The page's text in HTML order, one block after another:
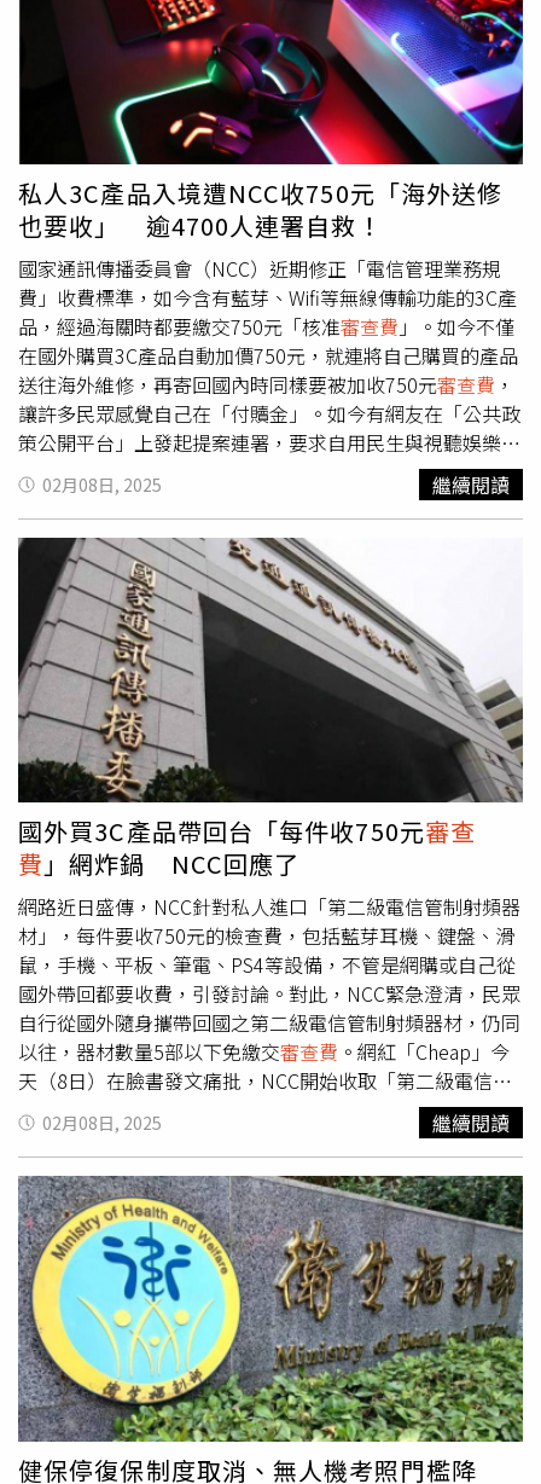
搶劫嗎」、「跟黑幫收保護費有何不同」、「要搶就直接
說，還弄一個爛名目，NCC垃圾單位」、「就巧立名目，搶
錢了不演了」、「沒用的乞丐，開始乞討啦」、「果然偷換
概念最會，大家在噴郵寄，你在那國外自行攜帶」、「我網
購一個合法的東西幹嘛收750？況且自己攜帶跟郵寄到底差
別在哪。」對此，網紅Cheap發文表示，看見有人在網路上
力挺喊「750$的檢測費很便宜，你們在叫什麼。」讓他忍不
住批評「笑死，檢測費行情價是6萬，你750$是要驗什麼?
驗你的大腦差不多啦（請不要拿石頭開玩笑）」Cheap直
言，審查費實際上就是規費，沒有要驗的意思，況且若真的
要驗，750元哪夠用，「連設備都還在海關，根本沒進NCC
是要檢測啥？退1兆步來說啦，真的哪個平行時空，檢驗只
要750$，我郵寄不驗很危險，自帶1部不驗就很安全？什麼
邏輯。」Cheap也強調，自己已經重申過很多次，對政治攻
防沒興趣，因此不要跟他扯藍白綠。
私人3C產品入境遭NCC收750元「海外送修
也要收」 逾4700人連署自救！
國家通訊傳播委員會（NCC）近期修正「電信管理業務規
費」收費標準，如今含有藍芽、Wifi等無線傳輸功能的3C產
品，經過海關時都要繳交750元「核准審查費 」。如今不僅
在國外購買3C產品自動加價750元，就連將自己購買的產品
送往海外維修，再寄回國內時同樣要被加收750元審查費 ，
讓許多民眾感覺自己在「付贖金」。如今有網友在「公共政
策公開平台」上發起提案連署，要求自用民生與視聽娛樂器
材，應當被排除在核准
收費項目之外，上線不到2天
已突破4600人連署。根據NCC修正「電信管理業務規費收
費標準」第14條修正條文，從國外攜帶或進口「自用第二級
電信管制射頻器材」，需繳審查費750元，引起多名網紅、
政治人物砲轟。也有多位民眾在各大網路平台發文表示，自
己在國外購買的遊戲手把、鍵盤等3C用品，以及遊戲周
邊，在海關被收取750元
審查費，還必須附上切結書才能入
關。更有民眾在網路上發文指出，自己明明只是將3C產品
寄到海外維修，送修回國時同樣要繳交這750元的審查費才
能把它「贖回來」，怒轟：「不如直接買新的！」對此，有
民眾已經在「公共政策公開平台」發起提案連署，認為「自
用民生與視聽娛樂器材應排除於『第二級電信管制射頻器材
輸入核准審查費 』收費項目」。提案者指出，大眾民生視聽
娛樂器材項目等必需品，大多屬於全球認證性消費商品，須
由海外購入、送海外維修，包括VR視訊裝置、各廠牌遊戲
機及藍芽設備（遊戲手把、耳機、鍵盤、滑鼠等）。法條修
改後意外對一般民眾生活造成極大影響，甚至是「不合理的
開銷費用」，嚴重造成民眾不便、擾民，以及諸多負面觀
感。鑒於法條出發點為有效管制電信射頻器材進口，並非刻
意影響民眾消費權利，建議個人自用民生與視聽娛樂器材，
如：全球性客觀無安全顧慮的商品或已損壞需維修之物品，
應排除於「第二級電信管制射頻器材輸入核准審查費」收費
項目。（圖／翻攝公共政策公開平台）該提案上線不到2
天，就湧入4700人連署。不少網友還在聯署頁面留言砲
轟：「敢抽750，那敢不敢每件都附上檢測報告，檢測時間
檢測單位通通註明，要是做不到是在抽什麼鬼？」、「這個
金額到底是怎麼訂出來的？750真的不合理，就算是75也不
合理。」、「這些檢驗實際上有什麼效用？有讓資安更安
全？ 檢驗射頻功率跟資安一點關係沒有。檢驗是否使用非
法電波頻段？或許有吧，但你要無線滑鼠去搶到電台／電話
頻段也太難為它了吧？」
02月08日, 2025 繼續閱讀
國外買3C產品帶回台「每件收750元審查
費 」網炸鍋 NCC回應了
網路近日盛傳，NCC針對私人進口「第二級電信管制射頻器
材」，每件要收750元的檢查費，包括藍芽耳機、鍵盤、滑
鼠，手機、平板、筆電、PS4等設備，不管是網購或自己從
國外帶回都要收費，引發討論。對此，NCC緊急澄清，民眾
自行從國外隨身攜帶回國之第二級電信管制射頻器材，仍同
以往，器材數量5部以下免繳交審查費 。網紅「Cheap」今
天（8日）在臉書發文痛批，NCC開始收取「第二級電信管
制射頻器材輸入核准
」，每件要750元，若民眾從國
外購買藍芽耳機、鍵盤、滑鼠，手機、平板、筆電、PS5等
產品及其周邊藍芽設備，不論網購、自行帶回、價值多寡，
只要過海關每件都要收750，「根本搶錢，把人民當提款
機」。對此，NCC表示，為維持國內電波秩序，且考量民眾
進口貨物有其時效性，NCC每日需及時線上投入許多人力，
過年期間亦有安排人力，審查申請人所提供之自用切結書及
產品規格型錄等文件，以確認進口貨品之無線電頻段及發射
功率符合我國規定。另外，NCC每年還須編列水、電及維護
資訊系統預算，才能提供民眾方便且有效率通傳服務，因此
依規費法按行政成本收費，新增自用第二級電信管制射頻器
材輸入核准審查費新臺幣750元。NCC說明，本次新增收費
標準之項目均已依作業程序辦理，113年7月12日分別於行
02月08日, 2025 繼續閱讀
健保停復保制度取消、無人機考照門檻降